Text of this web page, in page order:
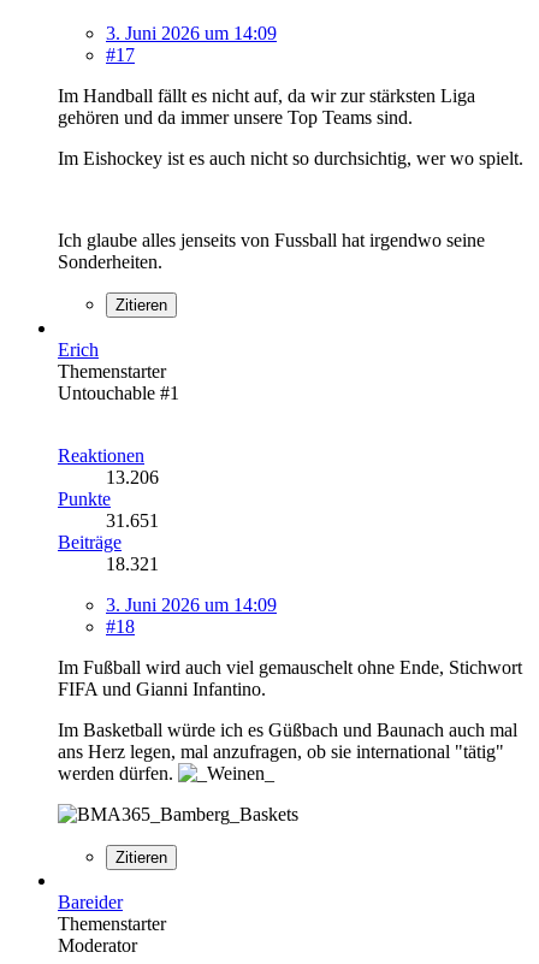
3. Juni 2026 um 14:09
#17
Im Handball fällt es nicht auf, da wir zur stärksten Liga
gehören und da immer unsere Top Teams sind.
Im Eishockey ist es auch nicht so durchsichtig, wer wo spielt.
Ich glaube alles jenseits von Fussball hat irgendwo seine
Sonderheiten.
Zitieren
Erich
Themenstarter
Untouchable #1
Reaktionen
13.206
Punkte
31.651
Beiträge
18.321
3. Juni 2026 um 14:09
#18
Im Fußball wird auch viel gemauschelt ohne Ende, Stichwort
FIFA und Gianni Infantino.
Im Basketball würde ich es Güßbach und Baunach auch mal
ans Herz legen, mal anzufragen, ob sie international "tätig"
werden dürfen.
Zitieren
Bareider
Themenstarter
Moderator